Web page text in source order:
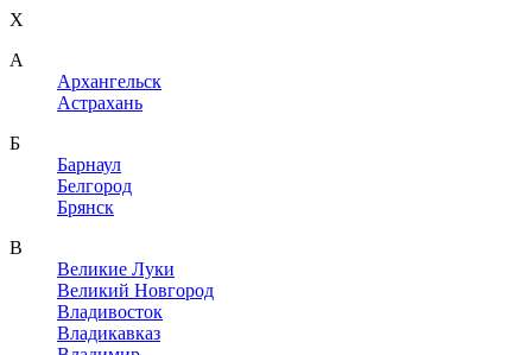
X
A
Архангельск
Астрахань
Б
Барнаул
Белгород
Брянск
В
Великие Луки
Великий Новгород
Владивосток
Владикавказ